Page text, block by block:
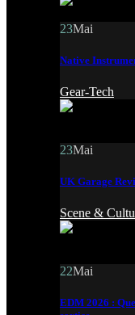
23Mai
Native
Gear-Tech
23Mai
UK Garage
Scene &
22Mai
EDM 2026 :